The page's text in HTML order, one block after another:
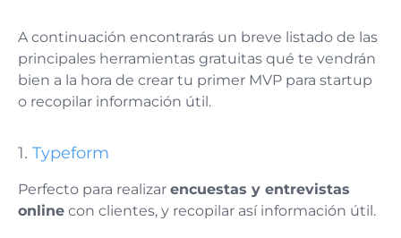
A continuación encontrarás un breve listado de las
principales herramientas gratuitas qué te vendrán
bien a la hora de crear tu primer MVP para startup
o recopilar información útil.
1. Typeform
Perfecto para realizar encuestas y entrevistas
online con clientes, y recopilar así información útil.